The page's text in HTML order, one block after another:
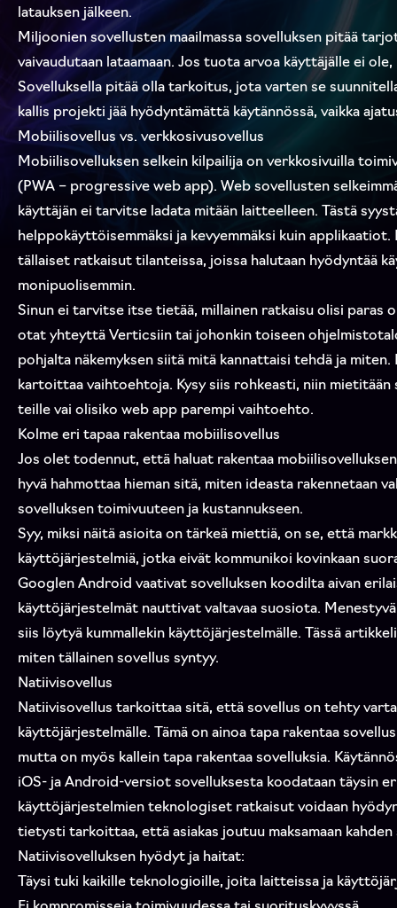
latauksen jälkeen.
Miljoonien sovellusten maailmassa sovelluksen pitää
vaivaudutaan lataamaan. Jos tuota arvoa käyttäjälle ei
Sovelluksella pitää olla tarkoitus, jota varten se
kallis projekti jää hyödyntämättä käytännössä, vaikka
Mobiilisovellus vs. verkkosivusovellus
Mobiilisovelluksen selkein kilpailija on verkkosivuilla
(PWA – progressive web app). Web sovellusten
käyttäjän ei tarvitse ladata mitään laitteelleen. Tästä
helppokäyttöisemmäksi ja kevyemmäksi kuin
tällaiset ratkaisut tilanteissa, joissa halutaan hyödyntää
monipuolisemmin.
Sinun ei tarvitse itse tietää, millainen ratkaisu olisi paras
otat yhteyttä Verticsiin tai johonkin toiseen
pohjalta näkemyksen siitä mitä kannattaisi tehdä ja
kartoittaa vaihtoehtoja. Kysy siis rohkeasti, niin
teille vai olisiko web app parempi vaihtoehto.
Kolme eri tapaa rakentaa mobiilisovellus
Jos olet todennut, että haluat rakentaa
hyvä hahmottaa hieman sitä, miten ideasta rakennetaan
sovelluksen toimivuuteen ja kustannukseen.
Syy, miksi näitä asioita on tärkeä miettiä, on se, että
käyttöjärjestelmiä, jotka eivät kommunikoi kovinkaan
Googlen Android vaativat sovelluksen koodilta aivan
käyttöjärjestelmät nauttivat valtavaa suosiota.
siis löytyä kummallekin käyttöjärjestelmälle. Tässä
miten tällainen sovellus syntyy.
Natiivisovellus
Natiivisovellus tarkoittaa sitä, että sovellus on tehty
käyttöjärjestelmälle. Tämä on ainoa tapa rakentaa
mutta on myös kallein tapa rakentaa sovelluksia.
iOS- ja Android-versiot sovelluksesta koodataan täysin
käyttöjärjestelmien teknologiset ratkaisut voidaan
tietysti tarkoittaa, että asiakas joutuu maksamaan kahden
Natiivisovelluksen hyödyt ja haitat:
Täysi tuki kaikille teknologioille, joita laitteissa ja